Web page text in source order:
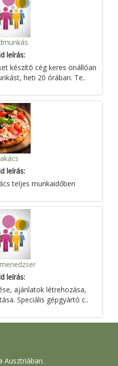
leírás:
készítõ cég keres önállóan
heti 20 órában. Te..
leírás:
teljes munkaidőben
leírás:
ajánlatok létrehozása,
Speciális gépgyártó c..
Ausztriában.